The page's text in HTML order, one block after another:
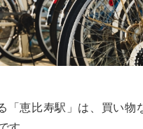
「恵比寿駅」は、買い物